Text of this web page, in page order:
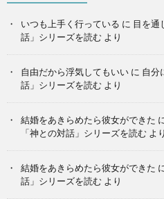
いつも上手く行っている に 目を通
話」シリーズを読む より
自由だから浮気してもいい に 自分
話」シリーズを読む より
結婚をあきらめたら彼女ができた
「神との対話」シリーズを読む より
結婚をあきらめたら彼女ができた
話」シリーズを読む より